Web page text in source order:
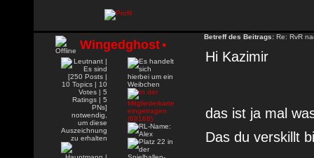
Wingedghost•
Betreff des Beitrags: Re: RvR
Hi Kazimir
das ist ja mal
Das du verskillt